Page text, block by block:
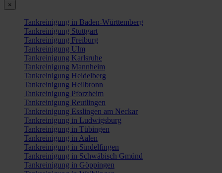
×
Tankreinigung in Baden-Württemberg
Tankreinigung Stuttgart
Tankreinigung Freiburg
Tankreinigung Ulm
Tankreinigung Karlsruhe
Tankreinigung Mannheim
Tankreinigung Heidelberg
Tankreinigung Heilbronn
Tankreinigung Pforzheim
Tankreinigung Reutlingen
Tankreinigung Esslingen am Neckar
Tankreinigung in Ludwigsburg
Tankreinigung in Tübingen
Tankreinigung in Aalen
Tankreinigung in Sindelfingen
Tankreinigung in Schwäbisch Gmünd
Tankreinigung in Göppingen